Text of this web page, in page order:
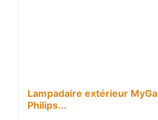
Lampadaire extérieur
Philips...